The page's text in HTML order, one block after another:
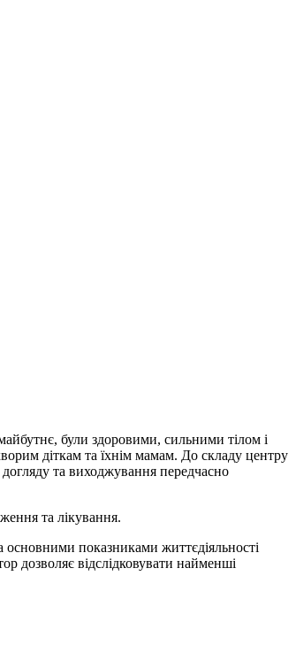
були здоровими, сильними тілом і
діткам та їхнім мамам. До складу центру
догляду та виходжування передчасно
та лікування.
показниками життєдіяльності
дозволяє відслідковувати найменші